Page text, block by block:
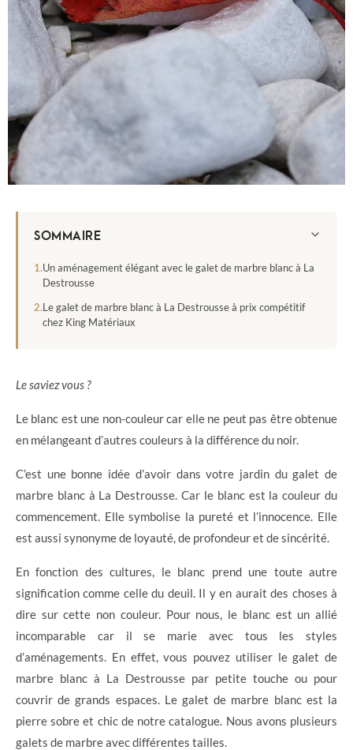
SOMMAIRE
Un aménagement élégant avec le galet de marbre blanc à La
Destrousse
Le galet de marbre blanc à La Destrousse à prix compétitif
chez King Matériaux
Le saviez vous ?
Le blanc est une non-couleur car elle ne peut pas être obtenue
en mélangeant d’autres couleurs à la différence du noir.
C’est une bonne idée d’avoir dans votre jardin du galet de
marbre blanc à La Destrousse. Car le blanc est la couleur du
commencement. Elle symbolise la pureté et l’innocence. Elle
est aussi synonyme de loyauté, de profondeur et de sincérité.
En fonction des cultures, le blanc prend une toute autre
signification comme celle du deuil. Il y en aurait des choses à
dire sur cette non couleur. Pour nous, le blanc est un allié
incomparable car il se marie avec tous les styles
d’aménagements. En effet, vous pouvez utiliser le galet de
marbre blanc à La Destrousse par petite touche ou pour
couvrir de grands espaces. Le galet de marbre blanc est la
pierre sobre et chic de notre catalogue. Nous avons plusieurs
galets de marbre avec différentes tailles.